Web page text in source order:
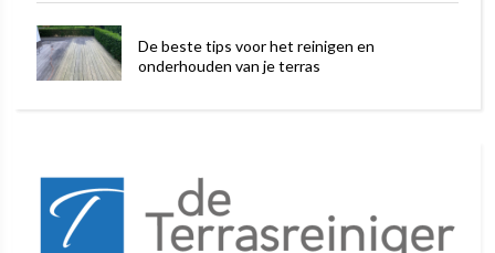
De beste tips voor het reinigen en
onderhouden van je terras